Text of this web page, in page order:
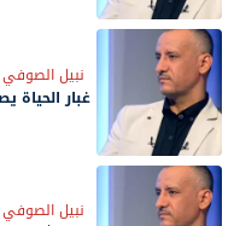
نبيل الصوفي
غبار الحياة
نبيل الصوفي